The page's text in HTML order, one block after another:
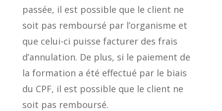
passée, il est possible que le client ne
soit pas remboursé par l’organisme et
que celui-ci puisse facturer des frais
d’annulation. De plus, si le paiement de
la formation a été effectué par le biais
du CPF, il est possible que le client ne
soit pas remboursé.